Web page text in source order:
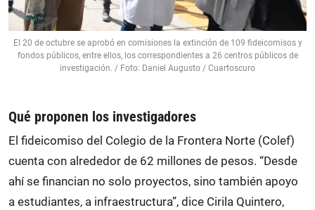
El 20 de octubre se aprobó en comisiones la extinción de 109 fideicomisos y
fondos públicos, entre ellos, los correspondientes a 26 centros públicos de
investigación. / Foto: Daniel Augusto / Cuartoscuro
Qué proponen los investigadores
El fideicomiso del Colegio de la Frontera Norte (Colef)
cuenta con alrededor de 62 millones de pesos. “Desde
ahí se financian no solo proyectos, sino también apoyo
a estudiantes, a infraestructura”, dice Cirila Quintero,